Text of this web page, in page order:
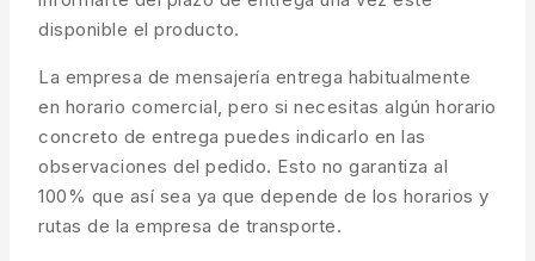
disponible el producto.
La empresa de mensajería entrega habitualmente
en horario comercial, pero si necesitas algún horario
concreto de entrega puedes indicarlo en las
observaciones del pedido. Esto no garantiza al
100% que así sea ya que depende de los horarios y
rutas de la empresa de transporte.